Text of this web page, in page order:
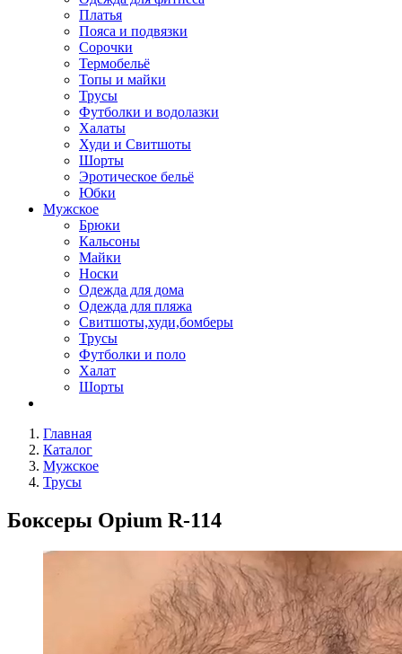
Платья
Пояса и подвязки
Сорочки
Термобельё
Топы и майки
Трусы
Футболки и водолазки
Халаты
Худи и Свитшоты
Шорты
Эротическое бельё
Юбки
Мужское
Брюки
Кальсоны
Майки
Носки
Одежда для дома
Одежда для пляжа
Свитшоты,худи,бомберы
Трусы
Футболки и поло
Халат
Шорты
Главная
Каталог
Мужское
Трусы
Боксеры Opium R-114